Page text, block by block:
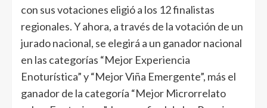
con sus votaciones eligió a los 12 finalistas
regionales. Y ahora, a través de la votación de un
jurado nacional, se elegirá a un ganador nacional
en las categorías “Mejor Experiencia
Enoturística” y “Mejor Viña Emergente”, más el
ganador de la categoría “Mejor Microrrelato